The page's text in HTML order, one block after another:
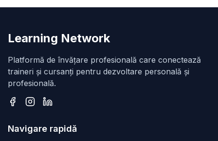
Learning Network
Platformă de învățare profesională care conectează
traineri și cursanți pentru dezvoltare personală și
profesională.
Navigare rapidă